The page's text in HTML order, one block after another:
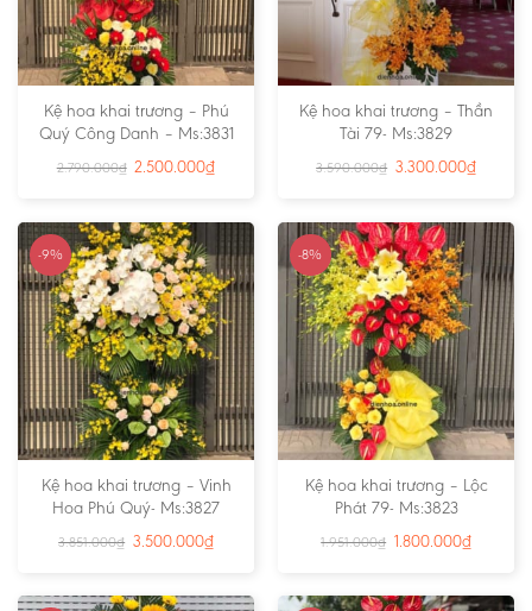
Kệ hoa khai trương – Phú
Quý Công Danh – Ms:3831
2.790.000₫ 2.500.000₫
Kệ hoa khai trương – Thần
Tài 79- Ms:3829
3.590.000₫ 3.300.000₫
-9%
Kệ hoa khai trương – Vinh
Hoa Phú Quý- Ms:3827
3.851.000₫ 3.500.000₫
-8%
Kệ hoa khai trương – Lộc
Phát 79- Ms:3823
1.951.000₫ 1.800.000₫